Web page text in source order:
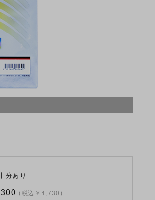
分あり
(税込￥4,730)